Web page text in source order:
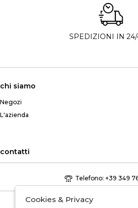
SPEDIZIONI IN
chi siamo
Negozi
L'azienda
contatti
Telefono: +39 349
Cookies & Privacy